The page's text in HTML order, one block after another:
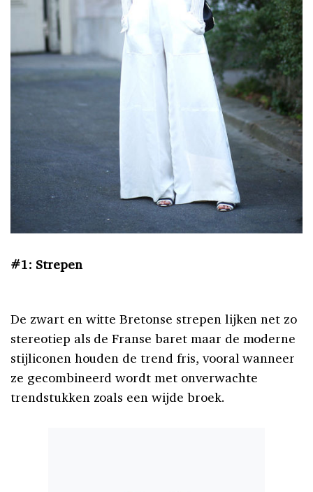
#1: Strepen
De zwart en witte Bretonse strepen lijken net zo
stereotiep als de Franse baret maar de moderne
stijliconen houden de trend fris, vooral wanneer
ze gecombineerd wordt met onverwachte
trendstukken zoals een wijde broek.